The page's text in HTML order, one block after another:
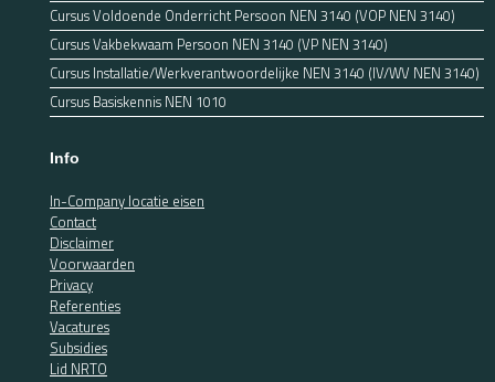
Cursus Voldoende Onderricht Persoon NEN 3140 (VOP NEN 3140)
Cursus Vakbekwaam Persoon NEN 3140 (VP NEN 3140)
Cursus Installatie/Werkverantwoordelijke NEN 3140 (IV/WV NEN 3140)
Cursus Basiskennis NEN 1010
Info
In-Company locatie eisen
Contact
Disclaimer
Voorwaarden
Privacy
Referenties
Vacatures
Subsidies
Lid NRTO